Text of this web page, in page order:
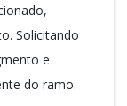
Solicitando
e
do ramo.